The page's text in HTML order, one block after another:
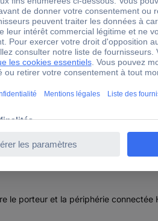
(ESD) bleu Pression mâle 10 mm
antistatique (ESD) bleu
le porteur et la périphérie